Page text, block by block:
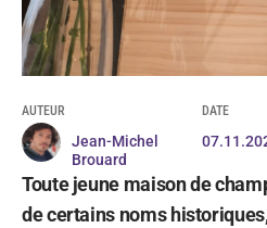
AUTEUR
Jean-Michel
Brouard
DATE
Toute jeune maison de
de certains noms